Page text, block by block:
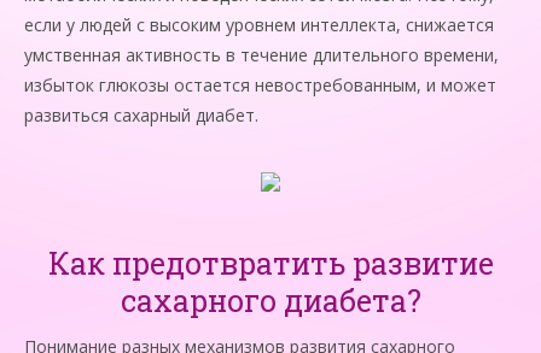
если у людей с высоким уровнем интеллекта, снижается
умственная активность в течение длительного времени,
избыток глюкозы остается невостребованным, и может
развиться сахарный диабет.
Как предотвратить развитие
сахарного диабета?
Понимание разных механизмов развития сахарного